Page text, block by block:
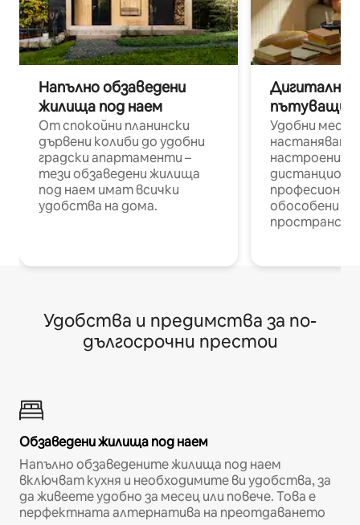
Напълно обзаведени
жилища под наем
От спокойни планински
дървени колиби до удобни
градски апартаменти –
тези обзаведени жилища
под наем имат всички
удобства на дома.
Дигитални
пътуващи
Удобни
настаняване
настроени и
обособени
Удобства и предимства за по-
дългосрочни престои
Обзаведени жилища под наем
Напълно обзаведените жилища под наем
включват кухня и необходимите ви удобства, за
да живеете удобно за месец или повече. Това е
перфектната алтернатива на преотдаването